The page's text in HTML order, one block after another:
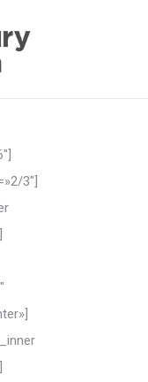
3″]